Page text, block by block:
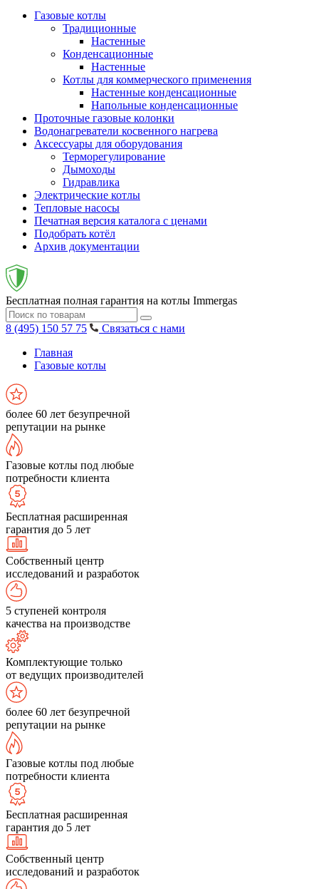
Газовые котлы
Традиционные
Настенные
Конденсационные
Настенные
Котлы для коммерческого применения
Настенные конденсационные
Напольные конденсационные
Проточные газовые колонки
Водонагреватели косвенного нагрева
Аксессуары для оборудования
Терморегулирование
Дымоходы
Гидравлика
Электрические котлы
Тепловые насосы
Печатная версия каталога с ценами
Подобрать котёл
Архив документации
Бесплатная полная гарантия на котлы Immergas
8 (495) 150 57 75
Связаться с нами
Главная
Газовые котлы
более 60 лет безупречной
репутации на рынке
Газовые котлы под любые
потребности клиента
Бесплатная расширенная
гарантия до 5 лет
Собственный центр
исследований и разработок
5 ступеней контроля
качества на производстве
Комплектующие только
от ведущих производителей
более 60 лет безупречной
репутации на рынке
Газовые котлы под любые
потребности клиента
Бесплатная расширенная
гарантия до 5 лет
Собственный центр
исследований и разработок